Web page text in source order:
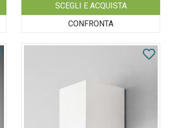
SCEGLI E ACQUISTA
CONFRONTA